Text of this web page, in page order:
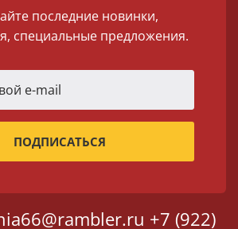
последние новинки,
специальные предложения.
+7 (922)